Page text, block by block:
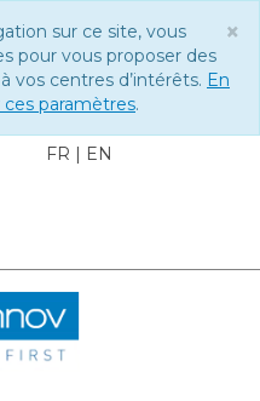
×
sur ce site, vous
pour vous proposer des
vos centres d’intérêts. En
paramètres.
FR | EN